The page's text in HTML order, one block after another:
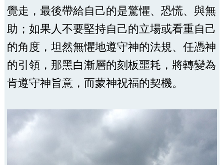
覺走，最後帶給自己的是驚懼、恐慌、與無
助；如果人不要堅持自己的立場或看重自己
的角度，坦然無懼地遵守神的法規、任憑神
的引領，那黑白漸層的刻板噩耗，將轉變為
肯遵守神旨意，而蒙神祝福的契機。